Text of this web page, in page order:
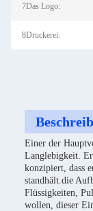
7Das Logo:
8Druckerei:
Einer der
Langlebigkeit.
konzipiert, dass
standhält.die
Flüssigkeiten,
wollen, dieser